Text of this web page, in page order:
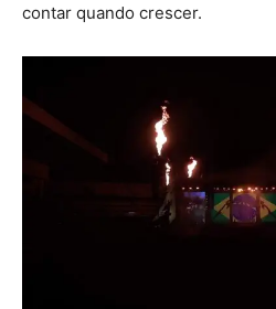
contar quando crescer.